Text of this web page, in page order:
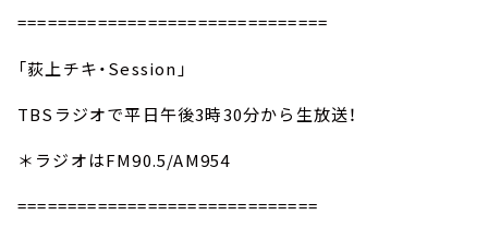
===============================
「荻上チキ・Session」
TBSラジオで平日午後3時30分から生放送！
＊ラジオはFM90.5/AM954
==============================